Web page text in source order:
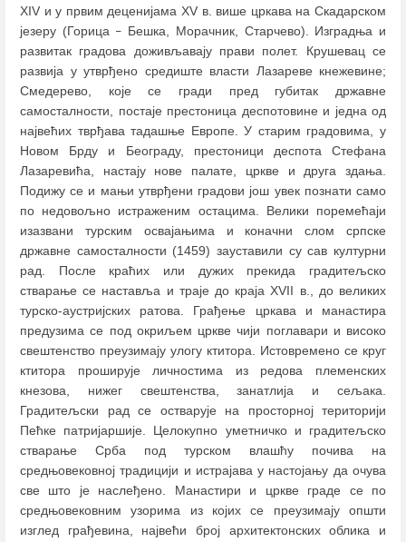
XIV и у првим деценијама XV в. више цркава на Скадарском
језеру (Горица – Бешка, Морачник, Старчево). Изградња и
развитак градова доживљавају прави полет. Крушевац се
развија у утврђено средиште власти Лазареве кнежевине;
Смедерево, које се гради пред губитак државне
самосталности, постаје престоница деспотовине и једна од
највећих тврђава тадашње Европе. У старим градовима, у
Новом Брду и Београду, престоници деспота Стефана
Лазаревића, настају нове палате, цркве и друга здања.
Подижу се и мањи утврђени градови још увек познати само
по недовољно истраженим остацима. Велики поремећаји
изазвани турским освајањима и коначни слом српске
државне самосталности (1459) зауставили су сав културни
рад. После краћих или дужих прекида градитељско
стварање се наставља и траје до краја XVII в., до великих
турско-аустријских ратова. Грађење цркава и манастира
предузима се под окриљем цркве чији поглавари и високо
свештенство преузимају улогу ктитора. Истовремено се круг
ктитора проширује личностима из редова племенских
кнезова, нижег свештенства, занатлија и сељака.
Градитељски рад се остварује на просторној територији
Пећке патријаршије. Целокупно уметничко и градитељско
стварање Срба под турском влашћу почива на
средњовековној традицији и истрајава у настојању да очува
све што је наслеђено. Манастири и цркве граде се по
средњовековним узорима из којих се преузимају општи
изглед грађевина, највећи број архитектонских облика и